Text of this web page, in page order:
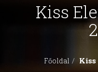
Kiss
Főoldal Kiss